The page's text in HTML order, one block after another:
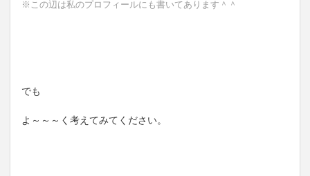
※この辺は私のプロフィールにも書いてあります＾＾
でも
よ～～～く考えてみてください。